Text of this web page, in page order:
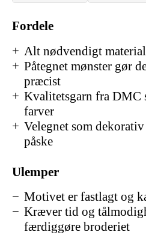
Fordele
Alt nødvendigt
Påtegnet mønster gør
præcist
Kvalitetsgarn fra DMC
farver
Velegnet som
påske
Ulemper
Motivet er fastlagt og
Kræver tid og
færdiggøre broderiet